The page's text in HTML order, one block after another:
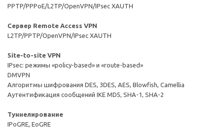
PPTP/PPPoE/L2TP/OpenVPN/IPsec XAUTH
Сервер Remote Access VPN
L2TP/PPTP/OpenVPN/IPsec XAUTH
Site-to-site VPN
IPsec: режимы «policy-based» и «route-based»
DMVPN
Алгоритмы шифрования DES, 3DES, AES, Blowfish, Camellia
Аутентификация сообщений IKE MD5, SHA-1, SHA-2
Туннелирование
IPoGRE, EoGRE